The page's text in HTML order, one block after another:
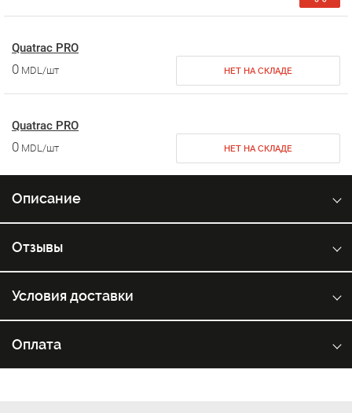
Quatrac PRO
0 MDL/шт НЕТ НА СКЛАДЕ
Quatrac PRO
0 MDL/шт НЕТ НА СКЛАДЕ
Описание
Отзывы
Условия доставки
Оплата